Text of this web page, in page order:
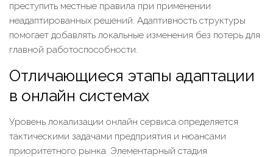
преступить местные правила при применении
неадаптированных решений. Адаптивность структуры
помогает добавлять локальные изменения без потерь для
главной работоспособности.
Отличающиеся этапы адаптации
в онлайн системах
Уровень локализации онлайн сервиса определяется
тактическими задачами предприятия и нюансами
приоритетного рынка. Элементарный стадия